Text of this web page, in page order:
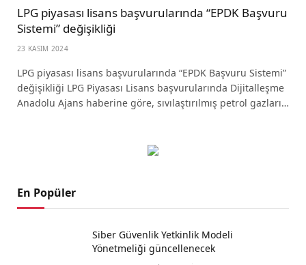
LPG piyasası lisans başvurularında “EPDK Başvuru
Sistemi” değişikliği
23 KASIM 2024
LPG piyasası lisans başvurularında “EPDK Başvuru Sistemi”
değişikliği LPG Piyasası Lisans başvurularında Dijitalleşme
Anadolu Ajans haberine göre, sıvılaştırılmış petrol gazları…
En Popüler
Siber Güvenlik Yetkinlik Modeli
Yönetmeliği güncellenecek